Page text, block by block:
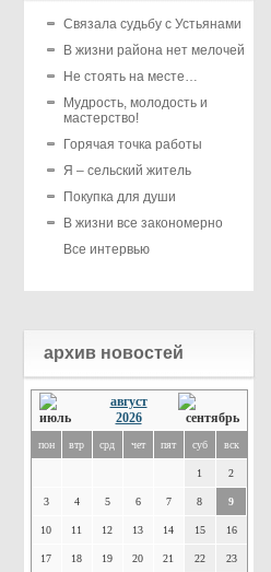
Связала судьбу с Устьянами
В жизни района нет мелочей
Не стоять на месте…
Мудрость, молодость и
мастерство!
Горячая точка работы
Я – сельский житель
Покупка для души
В жизни все закономерно
Все интервью
архив новостей
август
2026
пон втр срд чет пят суб вск
1 2
3 4 5 6 7 8 9
10 11 12 13 14 15 16
17 18 19 20 21 22 23